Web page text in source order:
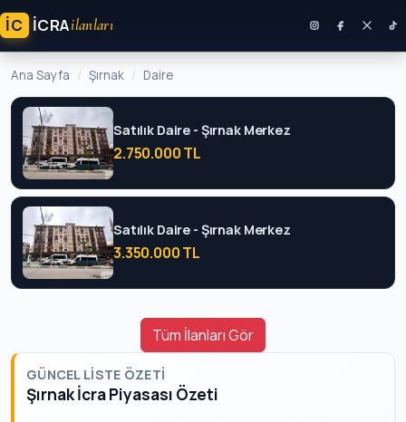
İC ICRAilanları
Ana Sayfa Şırnak Daire
Satılık Daire - Şırnak Merkez
2.750.000 TL
Satılık Daire - Şırnak Merkez
3.350.000 TL
Tüm İlanları Gör
GÜNCEL LISTE ÖZETI
Şırnak İcra Piyasası Özeti